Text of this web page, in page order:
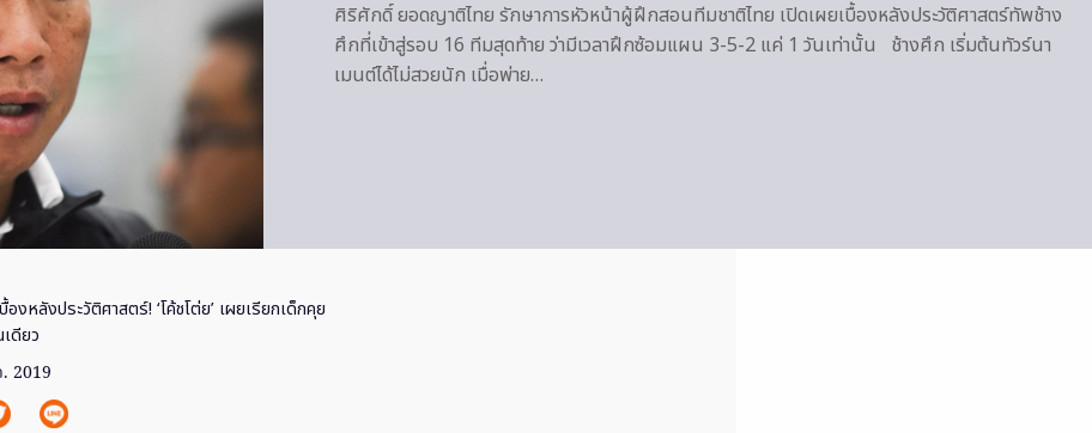
ศิริศักดิ์ ยอดญาติไทย รักษาการหัวหน้าผู้ฝึกสอนทีมชาติไทย เปิดเผยเบื้องหลังประวัติศาสตร์ทัพช้าง
ศึกที่เข้าสู่รอบ 16 ทีมสุดท้าย ว่ามีเวลาฝึกซ้อมแผน 3-5-2 แค่ 1 วันเท่านั้น ช้างศึก เริ่มต้นทัวร์นา
เมนต์ได้ไม่สวยนัก เมื่อพ่าย…
องหลังประวัติศาสตร์! ‘โค้ชโต่ย’ เผยเรียกเด็กคุย
ดียว
2019